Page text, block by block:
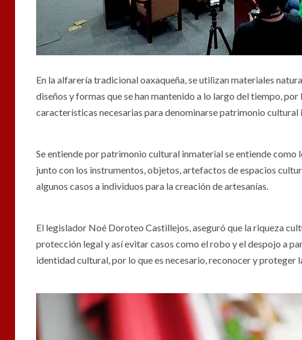
En la alfarería tradicional oaxaqueña, se utilizan materiales
diseños y formas que se han mantenido a lo largo del tiempo,
características necesarias para denominarse patrimonio cultural
Se entiende por patrimonio cultural inmaterial se entiende como
junto con los instrumentos, objetos, artefactos de espacios
algunos casos a individuos para la creación de artesanías.
El legislador Noé Doroteo Castillejos, aseguró que la riqueza
protección legal y así evitar casos como el robo y el despojo a
identidad cultural, por lo que es necesario, reconocer y proteger